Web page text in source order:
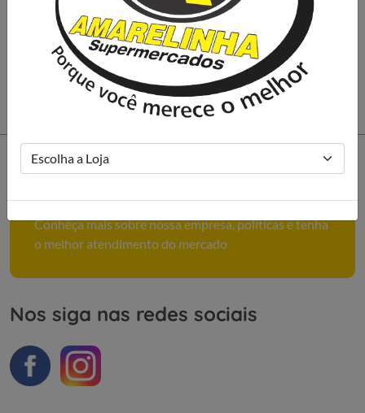
Cadastrar
Como podemos ajudar você?
Conheça mais sobre nossa empresa, políticas e tenha
o melhor atendimento do mercado
Nos siga nas redes sociais